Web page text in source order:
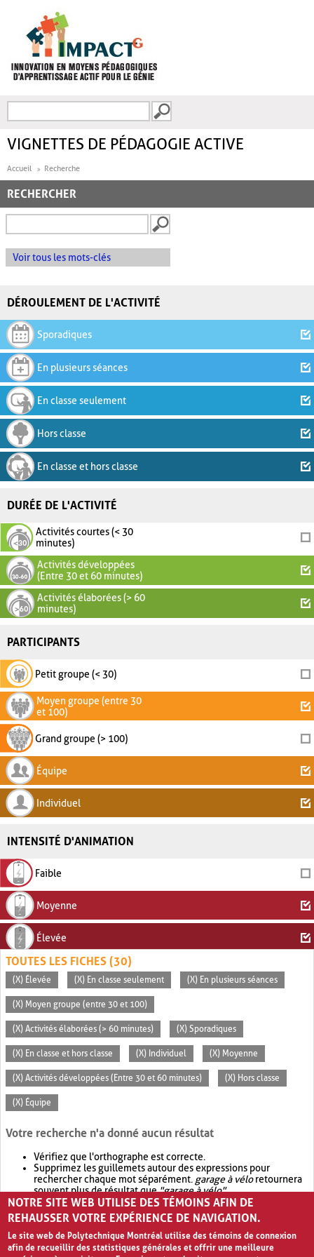
FORMULAIRE DE
VIGNETTES DE PÉDAGOGIE ACTIVE
Accueil Recherche
RECHERCHER
Voir tous les mots-clés
DÉROULEMENT DE L'ACTIVITÉ
Sporadiques
En plusieurs séances
En classe seulement
Hors classe
En classe et hors classe
DURÉE DE L'ACTIVITÉ
Activités courtes (< 30
minutes)
Activités développées
(Entre 30 et 60 minutes)
Activités élaborées (> 60
minutes)
PARTICIPANTS
Petit groupe (< 30)
Moyen groupe (entre 30
et 100)
Grand groupe (> 100)
Équipe
Individuel
INTENSITÉ D'ANIMATION
Faible
Moyenne
Élevée
TOUTES LES FICHES (30)
(X) Élevée (X) En classe seulement (X) En plusieurs séances
(X) Moyen groupe (entre 30 et 100)
(X) Activités élaborées (> 60 minutes) (X) Sporadiques
(X) En classe et hors classe (X) Individuel (X) Moyenne
(X) Activités développées (Entre 30 et 60 minutes) (X) Hors classe
(X) Équipe
Votre recherche n'a donné aucun résultat
Vérifiez que l'orthographe est correcte.
Supprimez les guillemets autour des expressions pour
rechercher chaque mot séparément. garage à véloretournera
souvent plus de résultat que"garage à vélo".
Envisagez d'élargir votre recherche avec OR.garage OR vélo
retournera souvent plus de résultat quegarage à vélo
NOTRE SITE WEB UTILISE DES TÉMOINS AFIN DE
REHAUSSER VOTRE EXPÉRIENCE DE NAVIGATION.
Le site web de Polytechnique Montréal utilise des témoins de connexion
afin de recueillir des statistiques générales et offrir une meilleure